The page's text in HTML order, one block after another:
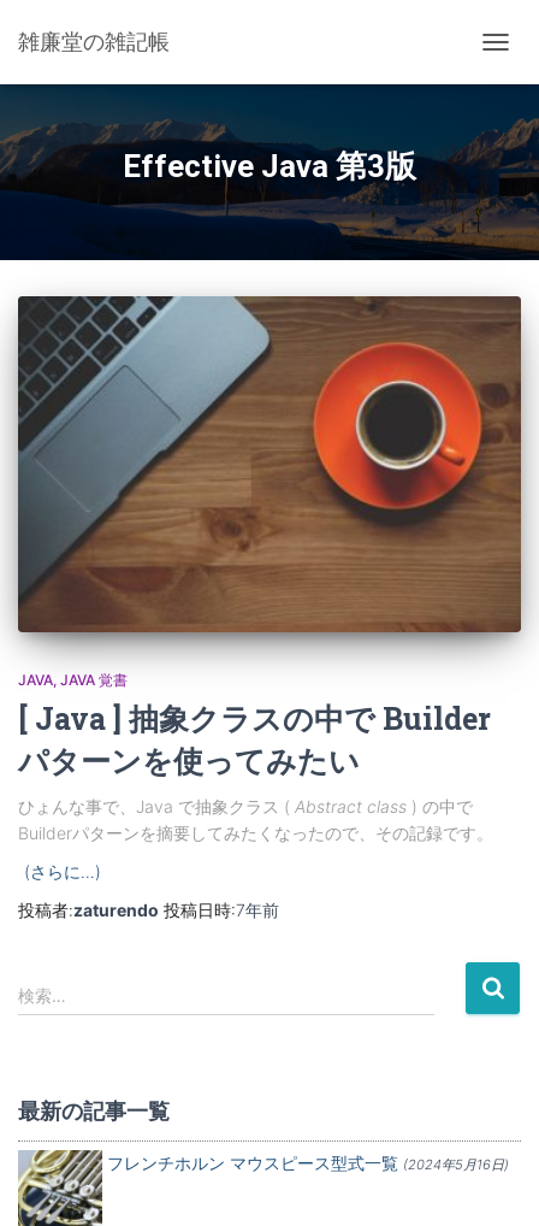
雑廉堂の雑記帳
ビ
ー
シ
ョ
ン
を
切
え
Effective Java 第3版
JAVA JAVA 覚書
[ Java ] 抽象クラスの中で Builder
パターンを使ってみたい
ひょんな事で、Java で抽象クラス ( Abstract class ) の中で
Builderパターンを摘要してみたくなったので、その記録です。
(さらに…)
投稿者:zaturendo 投稿日時:7年前
検
索
検索…
最新の記事一覧
フレンチホルン マウスピース型式一覧 (2024年5月16日)